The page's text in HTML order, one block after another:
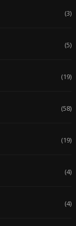
(3)
(5)
(19)
(58)
(19)
(4)
(4)